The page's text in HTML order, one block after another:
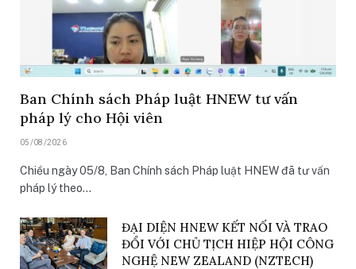
Ban Chính sách Pháp luật HNEW tư vấn
pháp lý cho Hội viên
05/08/2026
Chiều ngày 05/8, Ban Chính sách Pháp luật HNEW đã tư vấn
pháp lý theo…
ĐẠI DIỆN HNEW KẾT NỐI VÀ TRAO
ĐỔI VỚI CHỦ TỊCH HIỆP HỘI CÔNG
NGHỆ NEW ZEALAND (NZTECH)